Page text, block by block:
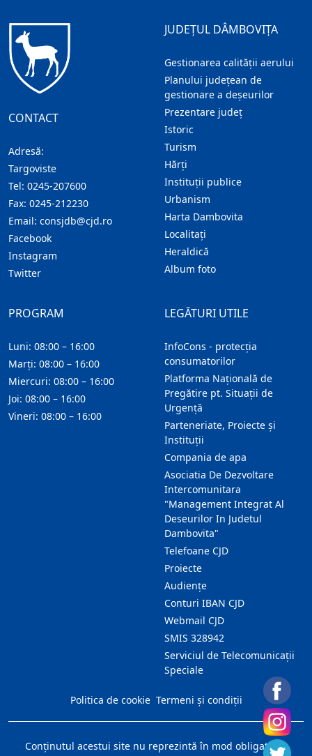
CONTACT
Adresă:
Targoviste
Tel: 0245-207600
Fax: 0245-212230
Email: consjdb@cjd.ro
Facebook
Instagram
Twitter
JUDEȚUL DÂMBOVIȚA
Gestionarea calității aerului
Planului județean de
gestionare a deșeurilor
Prezentare judeţ
Istoric
Turism
Hărţi
Instituţii publice
Urbanism
Harta Dambovita
Localitaţi
Heraldică
Album foto
LEGĂTURI UTILE
InfoCons - protecția
consumatorilor
Platforma Națională de
Pregătire pt. Situații de
Urgență
Parteneriate, Proiecte și
Instituții
Compania de apa
Asociatia De Dezvoltare
Intercomunitara
"Management Integrat Al
Deseurilor In Judetul
Dambovita"
Telefoane CJD
Proiecte
Audienţe
Conturi IBAN CJD
Webmail CJD
SMIS 328942
Serviciul de Telecomunicații
Speciale
PROGRAM
Luni: 08:00 – 16:00
Marți: 08:00 – 16:00
Miercuri: 08:00 – 16:00
Joi: 08:00 – 16:00
Vineri: 08:00 – 16:00
Politica de cookie Termeni și condiții
Conţinutul acestui site nu reprezintă în mod obligatoriu